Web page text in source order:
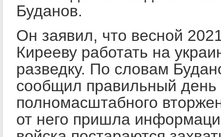
Буданов.
Он заявил, что весной
Кирееву работать на
разведку. По словам
сообщил правильный
полномасштабного
от него пришла